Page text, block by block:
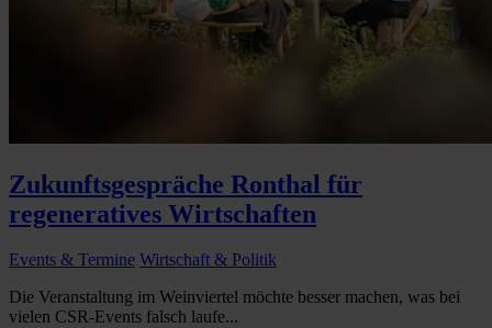
Zukunftsgespräche Ronthal für
regeneratives Wirtschaften
Events & Termine Wirtschaft & Politik
Die Veranstaltung im Weinviertel möchte besser machen, was bei
vielen CSR-Events falsch laufe...